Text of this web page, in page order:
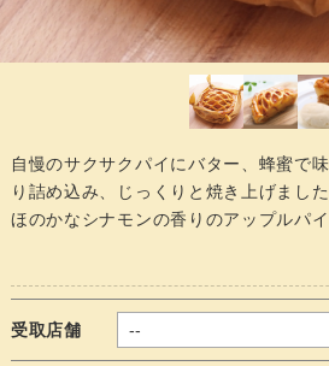
自慢のサクサクパイにバター、蜂蜜で
り詰め込み、じっくりと焼き上げました
ほのかなシナモンの香りのアップルパイ
受取店舗